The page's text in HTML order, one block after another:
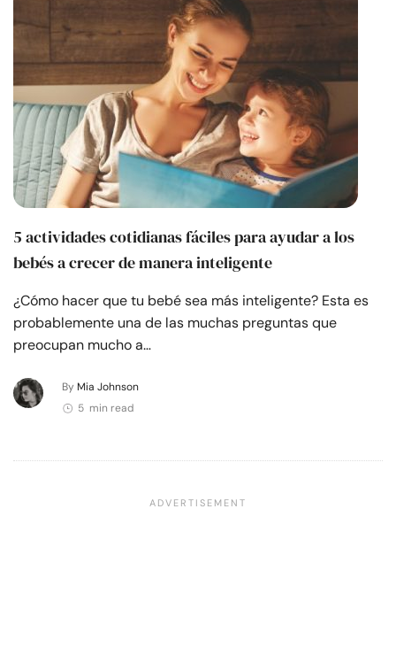
5 actividades cotidianas fáciles para ayudar a los
bebés a crecer de manera inteligente
¿Cómo hacer que tu bebé sea más inteligente? Esta es
probablemente una de las muchas preguntas que
preocupan mucho a…
By Mia Johnson
5 min read